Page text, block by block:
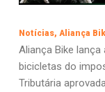
Notícias Aliança
Aliança Bike lança
bicicletas do
Tributária